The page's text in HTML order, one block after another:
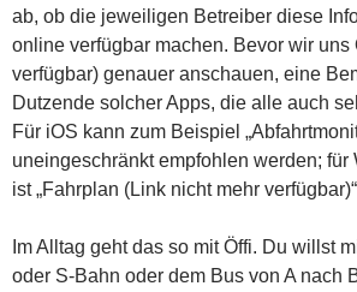
ab, ob die jeweiligen Betreiber diese
online verfügbar machen. Bevor wir uns
verfügbar) genauer anschauen, eine
Dutzende solcher Apps, die alle auch
Für iOS kann zum Beispiel
uneingeschränkt empfohlen werden; für
ist „Fahrplan (Link nicht mehr
Im Alltag geht das so mit Öffi. Du willst
oder S-Bahn oder dem Bus von A nach